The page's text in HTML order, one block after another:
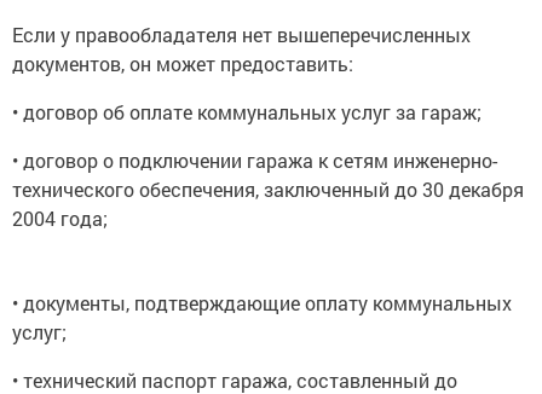
Если у правообладателя нет вышеперечисленных
документов, он может предоставить:
• договор об оплате коммунальных услуг за гараж;
• договор о подключении гаража к сетям инженерно-
технического обеспечения, заключенный до 30 декабря
2004 года;
• документы, подтверждающие оплату коммунальных
услуг;
• технический паспорт гаража, составленный до